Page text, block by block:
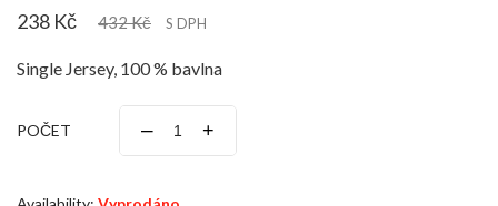
238 Kč 432 Kč S DPH
Single Jersey, 100 % bavlna
POČET – +